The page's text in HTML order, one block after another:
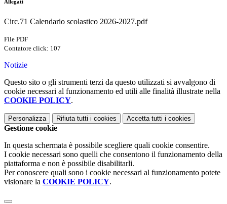
Allegati
Circ.71 Calendario scolastico 2026-2027.pdf
File PDF
Contatore click: 107
Notizie
Questo sito o gli strumenti terzi da questo utilizzati si avvalgono di
cookie necessari al funzionamento ed utili alle finalità illustrate nella
COOKIE POLICY.
Personalizza Rifiuta tutti i cookies Accetta tutti i cookies
Gestione cookie
In questa schermata è possibile scegliere quali cookie consentire.
I cookie necessari sono quelli che consentono il funzionamento della
piattaforma e non è possibile disabilitarli.
Per conoscere quali sono i cookie necessari al funzionamento potete
visionare la COOKIE POLICY.